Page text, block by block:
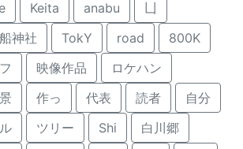
Keita anabu
凵
神社 TokY road
800K
映像作品
ロケハン
作っ 代表 読者
自分
ツリー Shi
白川郷